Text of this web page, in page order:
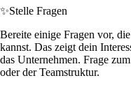
✨Stelle Fragen
Bereite einige Fragen vor,
kannst. Das zeigt dein
das Unternehmen. Frage
oder der Teamstruktur.